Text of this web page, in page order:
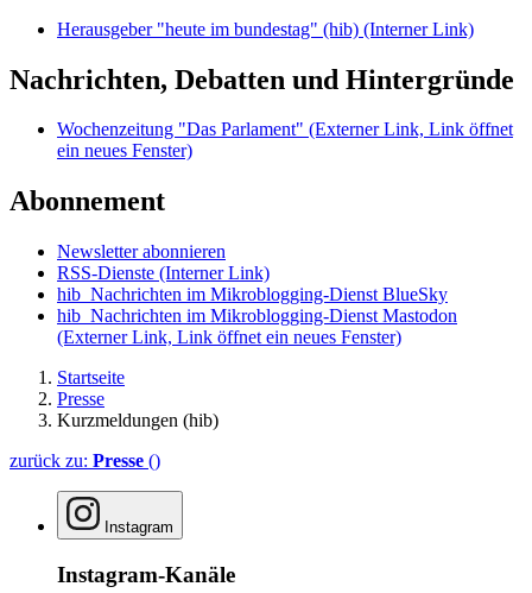
Herausgeber "heute im bundestag" (hib) (Interner Link)
Nachrichten, Debatten und Hintergründe
Wochenzeitung "Das Parlament" (Externer Link, Link öffnet
ein neues Fenster)
Abonnement
Newsletter abonnieren
RSS-Dienste (Interner Link)
hib_Nachrichten im Mikroblogging-Dienst BlueSky
hib_Nachrichten im Mikroblogging-Dienst Mastodon
(Externer Link, Link öffnet ein neues Fenster)
Startseite
Presse
Kurzmeldungen (hib)
zurück zu: Presse ()
Instagram
Instagram-Kanäle